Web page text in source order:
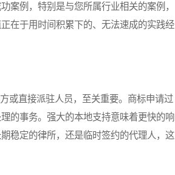
案例，特别是与您所属行业相关的案例，
在于用时间积累下的、无法速成的实践经
直接派驻人员，至关重要。商标申请过
的事务。强大的本地支持意味着更快的响
稳定的律所，还是临时签约的代理人，这